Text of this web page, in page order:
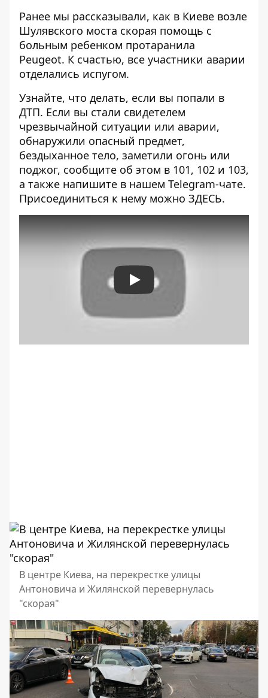
Ранее мы рассказывали, как в Киеве возле
Шулявского моста скорая помощь с
больным ребенком протаранила
Peugeot. К счастью, все участники аварии
отделались испугом.
Узнайте, что делать, если вы попали в
ДТП. Если вы стали свидетелем
чрезвычайной ситуации или аварии,
обнаружили опасный предмет,
бездыханное тело, заметили огонь или
поджог, сообщите об этом в 101, 102 и 103,
а также напишите в нашем Telegram-чате.
Присоединиться к нему можно ЗДЕСЬ.
Play
В центре Киева, на перекрестке улицы
Антоновича и Жилянской перевернулась
"скорая"